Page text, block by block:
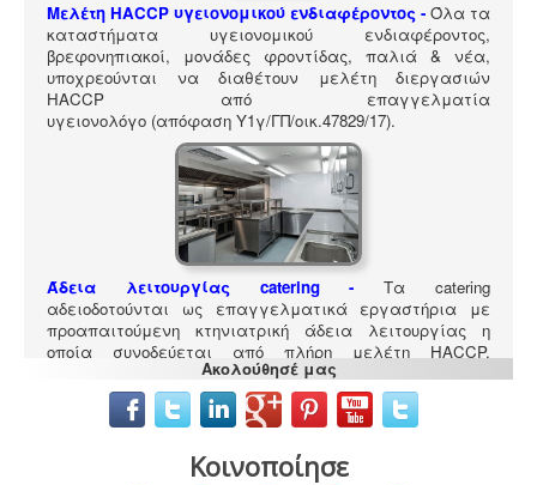
Μελέτη HACCP υγειονομικού ενδιαφέροντος - Όλα τα
καταστήματα υγειονομικού ενδιαφέροντος,
βρεφονηπιακοί, μονάδες φροντίδας, παλιά & νέα,
υποχρεούνται να διαθέτουν μελέτη διεργασιών
HACCP από επαγγελματία
υγειονολόγο (απόφαση Υ1γ/ΓΠ/οικ.47829/17).
Άδεια λειτουργίας catering -
Τα catering
αδειοδοτούνται ως επαγγελματικά εργαστήρια με
προαπαιτούμενη κτηνιατρική άδεια λειτουργίας η
οποία συνοδεύεται από πλήρη μελέτη HACCP,
σύμφωνα με τον ευρωπαϊκό κανονισμό 853/2004.
Ακολούθησέ μας
Κοινοποίησε